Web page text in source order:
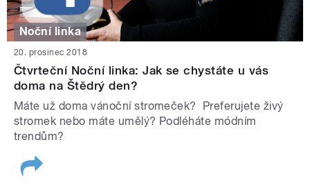
Noční linka
20. prosinec 2018
Čtvrteční Noční linka: Jak se chystáte u vás
doma na Štědrý den?
Máte už doma vánoční stromeček? Preferujete živý
stromek nebo máte umělý? Podléháte módním
trendům?